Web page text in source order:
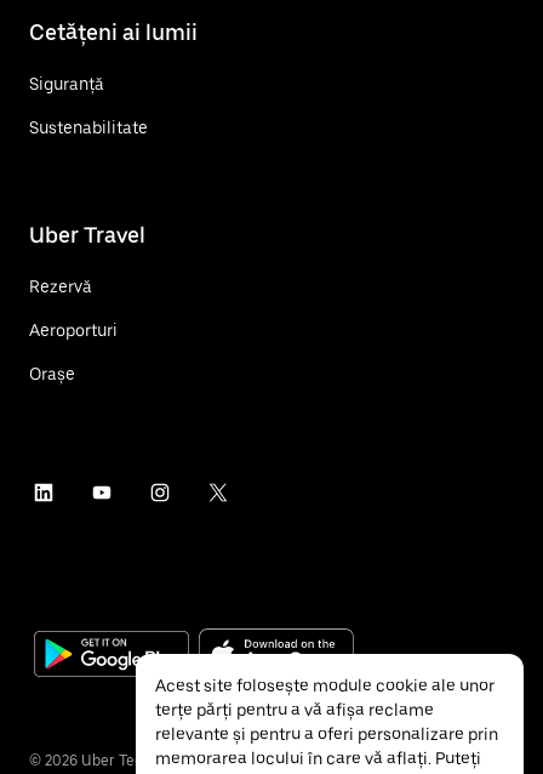
Cetățeni ai lumii
Siguranță
Sustenabilitate
Uber Travel
Rezervă
Aeroporturi
Orașe
© 2026 Uber Technologies Inc.
Acest site folosește module cookie ale unor
terțe părți pentru a vă afișa reclame
relevante și pentru a oferi personalizare prin
memorarea locului în care vă aflați. Puteți